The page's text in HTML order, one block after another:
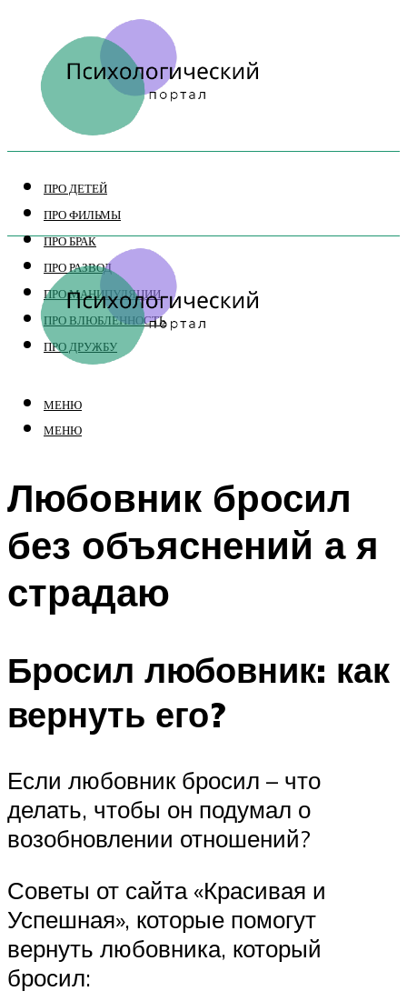
ПРО ДЕТЕЙ
ПРО ФИЛЬМЫ
ПРО БРАК
ПРО РАЗВОД
ПРО МАНИПУЛЯЦИИ
ПРО ВЛЮБЛЕННОСТЬ
ПРО ДРУЖБУ
МЕНЮ
МЕНЮ
Любовник бросил
без объяснений а я
страдаю
Бросил любовник: как
вернуть его?
Если любовник бросил – что
делать, чтобы он подумал о
возобновлении отношений?
Советы от сайта «Красивая и
Успешная», которые помогут
вернуть любовника, который
бросил: